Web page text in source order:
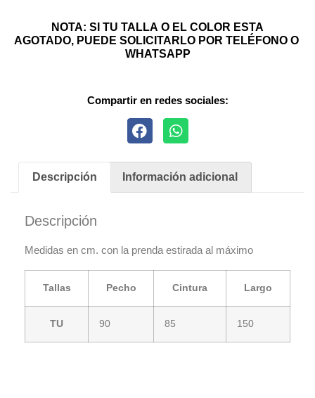
NOTA: SI TU TALLA O EL COLOR ESTA
AGOTADO, PUEDE SOLICITARLO POR TELÉFONO O
WHATSAPP
Compartir en redes sociales:
Descripción Información adicional
Descripción
Medidas en cm. con la prenda estirada al máximo
Tallas Pecho Cintura Largo
TU 90 85 150